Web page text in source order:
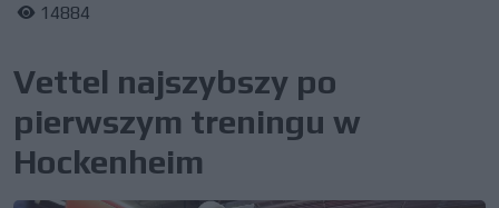
14884
Vettel najszybszy po
pierwszym treningu w
Hockenheim